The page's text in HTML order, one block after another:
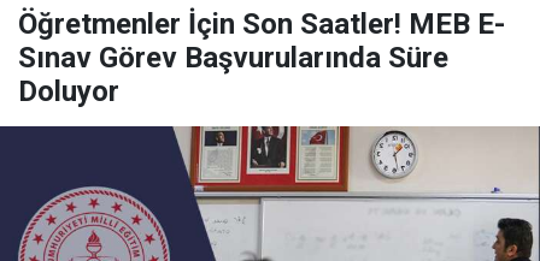
Öğretmenler İçin Son Saatler! MEB E-
Sınav Görev Başvurularında Süre
Doluyor